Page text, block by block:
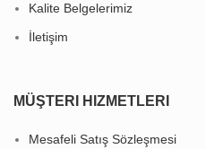
Kalite Belgelerimiz
İletişim
MÜŞTERI HIZMETLERI
Mesafeli Satış Sözleşmesi